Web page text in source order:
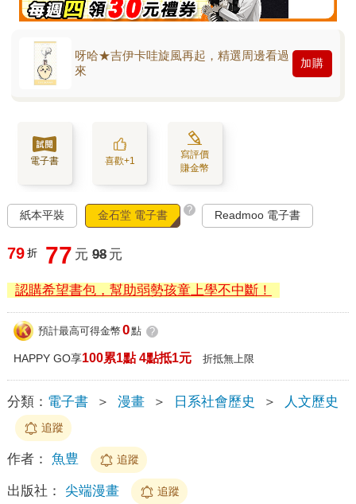
呀哈★吉伊卡哇旋風再起，精選周邊看過
來
加購
電子書 喜歡+1
寫評價
賺金幣
紙本平裝 金石堂 電子書 ? Readmoo 電子書
79 折 77 元 98 元
認購希望書包，幫助弱勢孩童上學不中斷！
預計最高可得金幣 0點 ?
HAPPY GO享100累1點 4點抵1元 折抵無上限
分類： 電子書 ＞ 漫畫 ＞ 日系社會歷史 ＞ 人文歷史
追蹤
作者： 魚豊 追蹤
出版社： 尖端漫畫 追蹤